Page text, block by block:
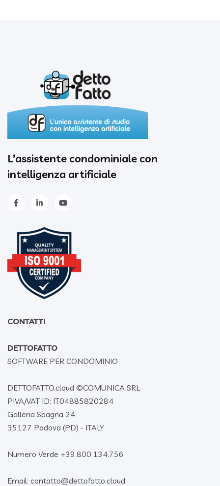
L’assistente condominiale con
intelligenza artificiale
CONTATTI
DETTOFATTO
SOFTWARE PER CONDOMINIO
DETTOFATTO.cloud ©COMUNICA SRL
PIVA/VAT ID: IT04885820284
Galleria Spagna 24
35127 Padova (PD) - ITALY
Numero Verde +39.800.134.756
Email: contatto@dettofatto.cloud